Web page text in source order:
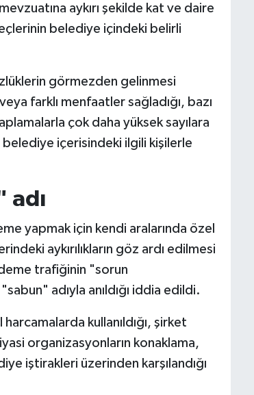
aykırı şekilde kat ve daire
belediye içindeki belirli
görmezden gelinmesi
farklı menfaatler sağladığı, bazı
çok daha yüksek sayılara
belediye içerisindeki ilgili kişilerle
yapmak için kendi aralarında özel
aykırılıkların göz ardı edilmesi
trafiğinin "sorun
adıyla anıldığı iddia edildi.
kullanıldığı, şirket
organizasyonların konaklama,
iştirakleri üzerinden karşılandığı